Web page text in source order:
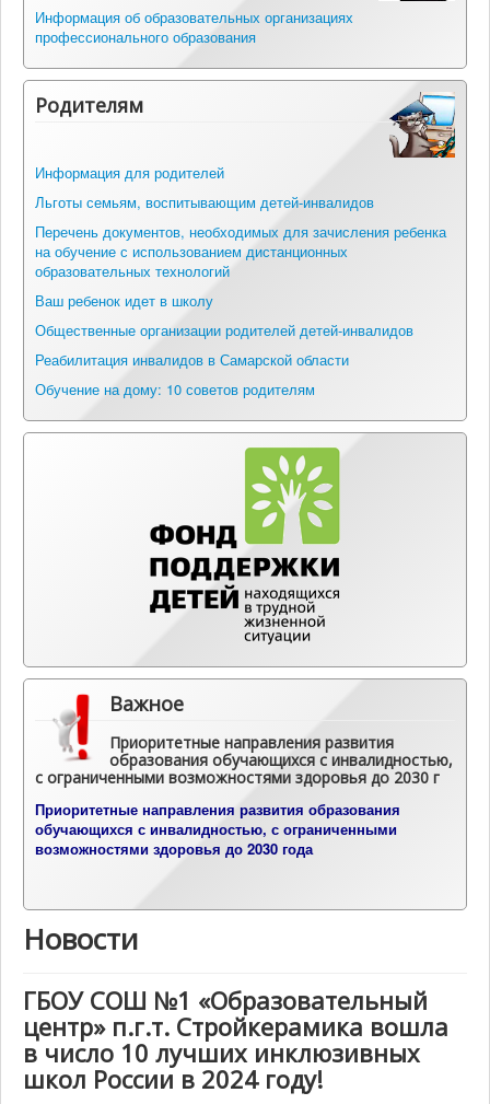
Информация об образовательных организациях
профессионального образования
Родителям
Информация для родителей
Льготы семьям, воспитывающим детей-инвалидов
Перечень документов, необходимых для зачисления ребенка
на обучение с использованием дистанционных
образовательных технологий
Ваш ребенок идет в школу
Общественные организации родителей детей-инвалидов
Реабилитация инвалидов в Самарской области
Обучение на дому: 10 советов родителям
Важное
Приоритетные направления развития
образования обучающихся с инвалидностью,
с ограниченными возможностями здоровья до 2030 г
Приоритетные направления развития образования
обучающихся с инвалидностью, с ограниченными
возможностями здоровья до 2030 года
Новости
ГБОУ СОШ №1 «Образовательный
центр» п.г.т. Стройкерамика вошла
в число 10 лучших инклюзивных
школ России в 2024 году!